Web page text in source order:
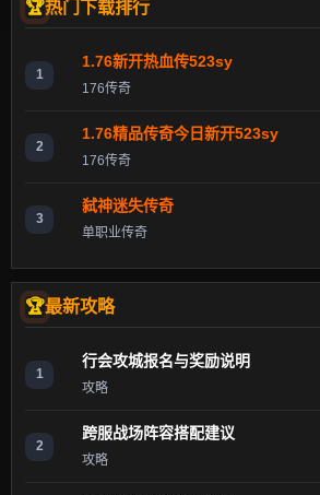
热门下载排行
1
1.76新开热血传523sy
176传奇
2
1.76精品传奇今日新开523sy
176传奇
3
弑神迷失传奇
单职业传奇
最新攻略
1
行会攻城报名与奖励说明
攻略
2
跨服战场阵容搭配建议
攻略